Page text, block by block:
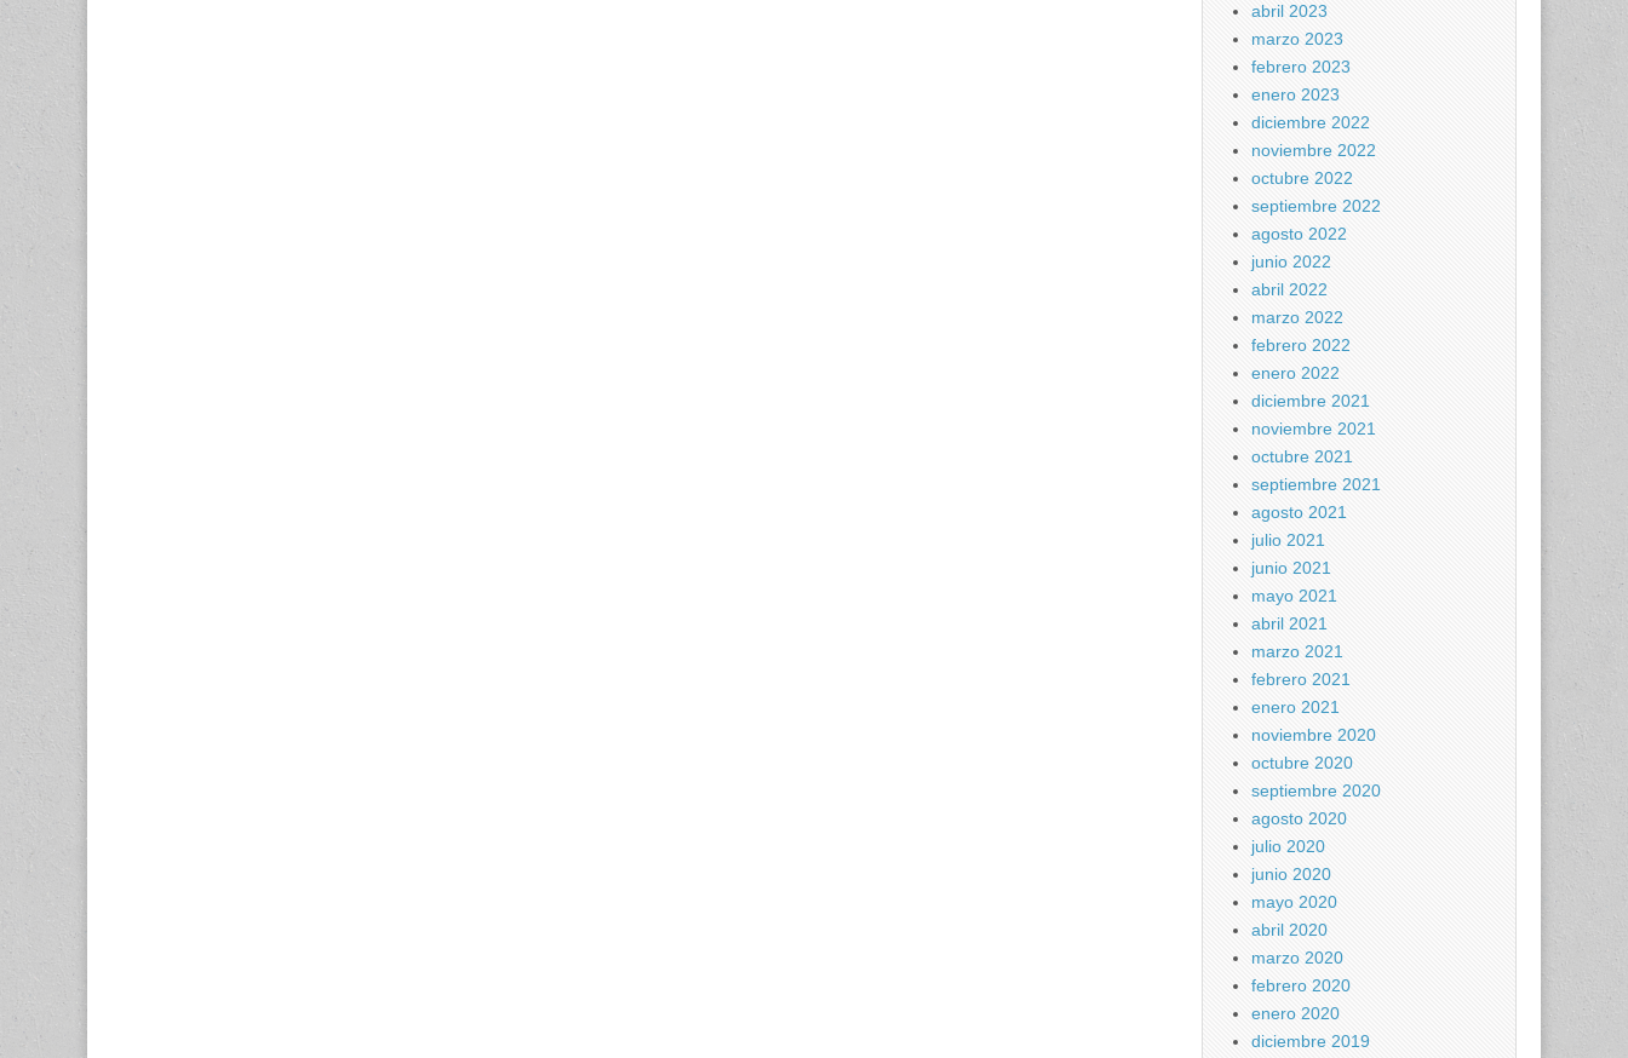
abril 2023
marzo 2023
febrero 2023
enero 2023
diciembre 2022
noviembre 2022
octubre 2022
septiembre 2022
agosto 2022
junio 2022
abril 2022
marzo 2022
febrero 2022
enero 2022
diciembre 2021
noviembre 2021
octubre 2021
septiembre 2021
agosto 2021
julio 2021
junio 2021
mayo 2021
abril 2021
marzo 2021
febrero 2021
enero 2021
noviembre 2020
octubre 2020
septiembre 2020
agosto 2020
julio 2020
junio 2020
mayo 2020
abril 2020
marzo 2020
febrero 2020
enero 2020
diciembre 2019